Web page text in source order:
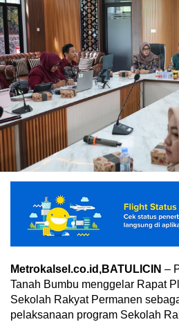
Metrokalsel.co.id,BATULICIN –
Tanah Bumbu menggelar Rapat
Sekolah Rakyat Permanen
pelaksanaan program Sekolah